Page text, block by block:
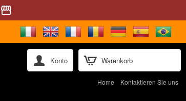
storefront
Warenkorb
Konto
Home Kontaktieren Sie uns